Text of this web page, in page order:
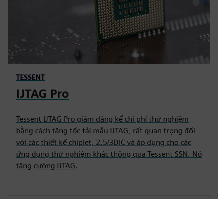
TESSENT
IJTAG Pro
Tessent IJTAG Pro giảm đáng kể chi phí thử nghiệm
bằng cách tăng tốc tải mẫu IJTAG, rất quan trọng đối
với các thiết kế chiplet, 2.5/3DIC và áp dụng cho các
ứng dụng thử nghiệm khác thông qua Tessent SSN. Nó
tăng cường IJTAG.